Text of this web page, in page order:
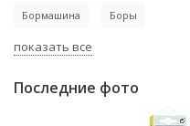
Бормашина Боры
показать все
Последние фото